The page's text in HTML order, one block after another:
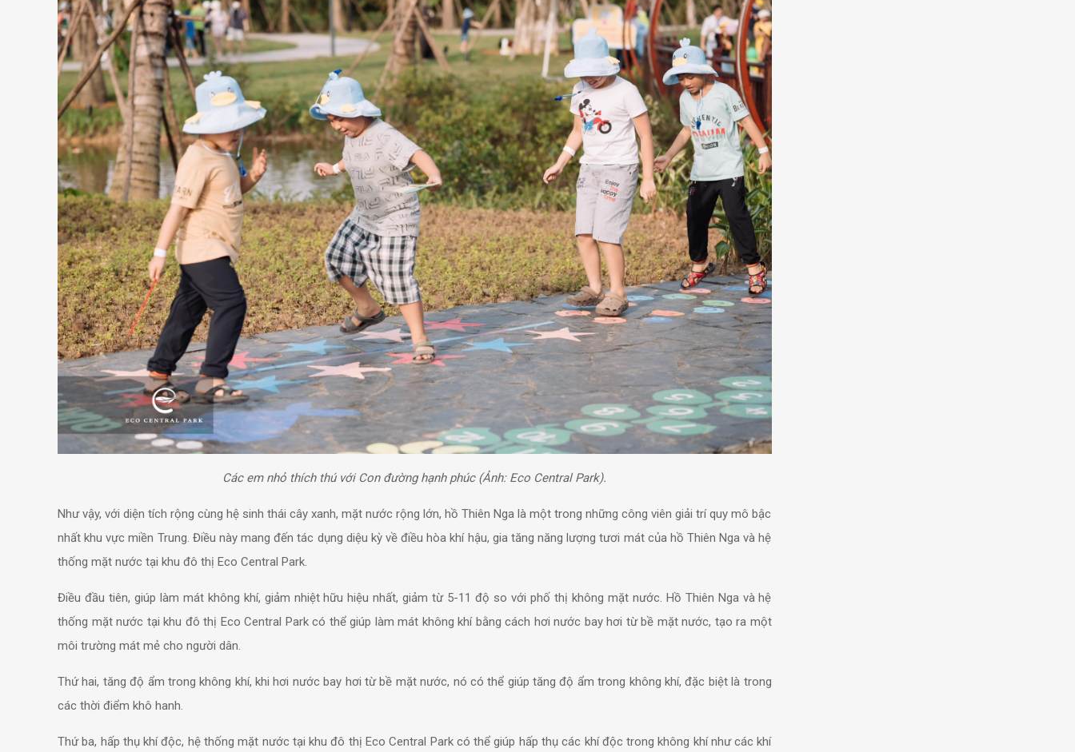
Các em nhỏ thích thú với Con đường hạnh phúc (Ảnh: Eco Central Park).
Như vậy, với diện tích rộng cùng hệ sinh thái cây xanh, mặt nước rộng lớn, hồ Thiên Nga là một trong những công viên giải trí quy mô bậc
nhất khu vực miền Trung. Điều này mang đến tác dụng diệu kỳ về điều hòa khí hậu, gia tăng năng lượng tươi mát của hồ Thiên Nga và hệ
thống mặt nước tại khu đô thị Eco Central Park.
Điều đầu tiên, giúp làm mát không khí, giảm nhiệt hữu hiệu nhất, giảm từ 5-11 độ so với phố thị không mặt nước. Hồ Thiên Nga và hệ
thống mặt nước tại khu đô thị Eco Central Park có thể giúp làm mát không khí bằng cách hơi nước bay hơi từ bề mặt nước, tạo ra một
môi trường mát mẻ cho người dân.
Thứ hai, tăng độ ẩm trong không khí, khi hơi nước bay hơi từ bề mặt nước, nó có thể giúp tăng độ ẩm trong không khí, đặc biệt là trong
các thời điểm khô hanh.
Thứ ba, hấp thụ khí độc, hệ thống mặt nước tại khu đô thị Eco Central Park có thể giúp hấp thụ các khí độc trong không khí như các khí